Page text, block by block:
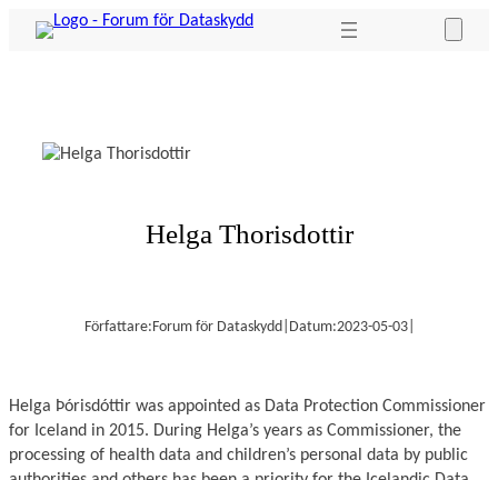
Hoppa
Helga Thorisdottir
Författare:Forum för Dataskydd| Datum:2023-05-03|
Helga Þórisdóttir was appointed as Data Protection Commissioner
for Iceland in 2015. During Helga’s years as Commissioner, the
processing of health data and children’s personal data by public